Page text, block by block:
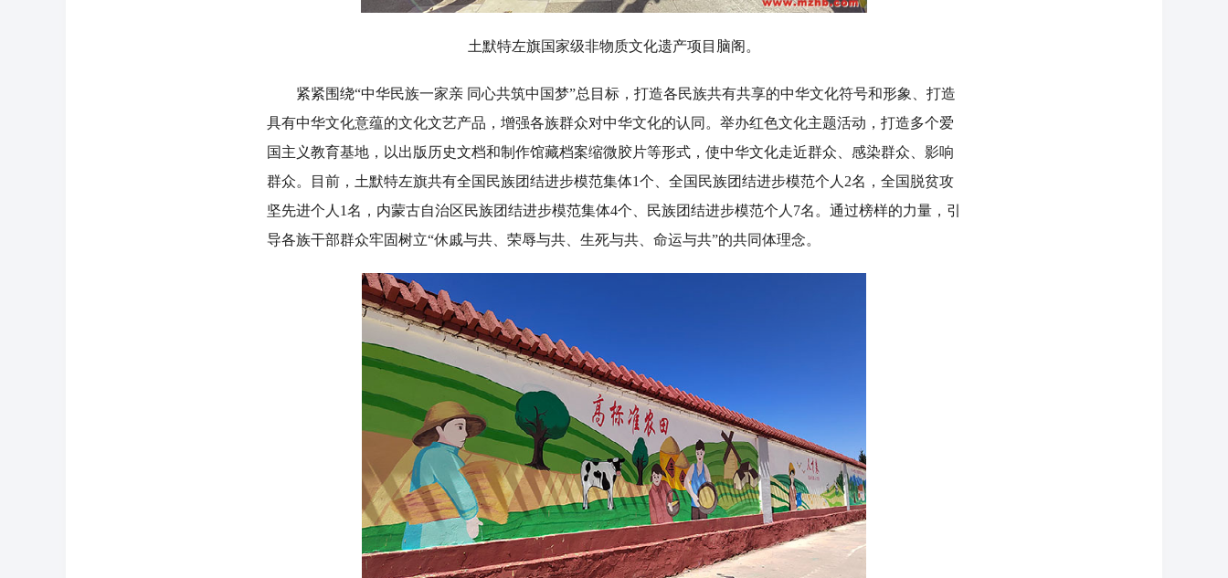
土默特左旗国家级非物质文化遗产项目脑阁。
紧紧围绕“中华民族一家亲 同心共筑中国梦”总目标，打造各民族共有共享的中华文化符号和形象、打造
具有中华文化意蕴的文化文艺产品，增强各族群众对中华文化的认同。举办红色文化主题活动，打造多个爱
国主义教育基地，以出版历史文档和制作馆藏档案缩微胶片等形式，使中华文化走近群众、感染群众、影响
群众。目前，土默特左旗共有全国民族团结进步模范集体1个、全国民族团结进步模范个人2名，全国脱贫攻
坚先进个人1名，内蒙古自治区民族团结进步模范集体4个、民族团结进步模范个人7名。通过榜样的力量，引
导各族干部群众牢固树立“休戚与共、荣辱与共、生死与共、命运与共”的共同体理念。